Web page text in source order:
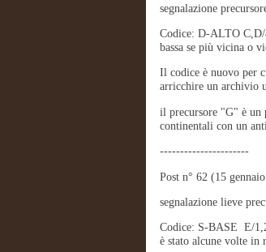
segnalazione
Codice: D-ALTO
bassa se più vicina o
Il codice è nuovo per
arricchire un archivio
il precursore "G" è un
continentali con un
----------------------
Post n° 62 (15
segnalazione lieve
Codice: S-BASE E/
è stato alcune volte in